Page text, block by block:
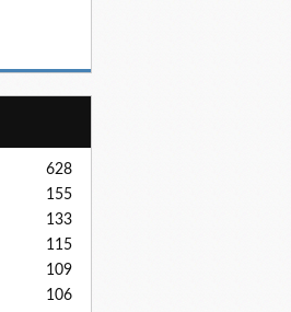
628
155
133
115
109
106